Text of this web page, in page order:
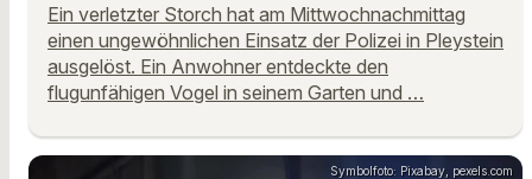
Ein verletzter Storch hat am Mittwochnachmittag
einen ungewöhnlichen Einsatz der Polizei in Pleystein
ausgelöst. Ein Anwohner entdeckte den
flugunfähigen Vogel in seinem Garten und …
Symbolfoto: Pixabay, pexels.com